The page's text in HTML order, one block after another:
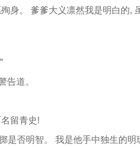
身。 爹爹大义凛然我是明白的,
告道。
留青史!
否明智。 我是他手中独生的明